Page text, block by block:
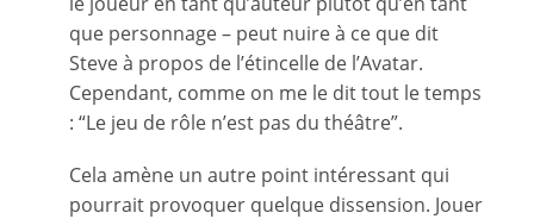
que personnage – peut nuire à ce que dit
Steve à propos de l’étincelle de l’Avatar.
Cependant, comme on me le dit tout le temps
: “Le jeu de rôle n’est pas du théâtre”.
Cela amène un autre point intéressant qui
pourrait provoquer quelque dissension. Jouer